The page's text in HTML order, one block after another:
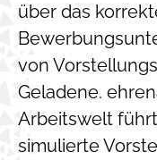
über das
von
Geladene.
Arbeitswelt
simulierte